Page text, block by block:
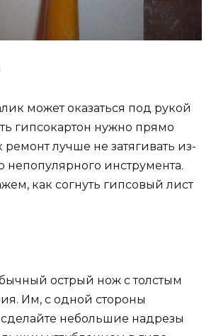
может оказаться под рукой
гипсокартон нужно прямо
ремонт лучше не затягивать из-
непопулярного инструмента.
как согнуть гипсовый лист
острый нож с толстым
Им, с одной стороны
сделайте небольшие надрезы